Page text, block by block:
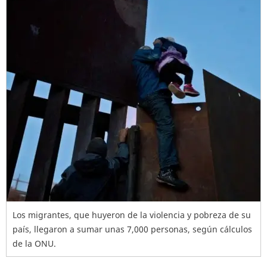
Los migrantes, que huyeron de la violencia y pobreza de su
país, llegaron a sumar unas 7,000 personas, según cálculos
de la ONU.